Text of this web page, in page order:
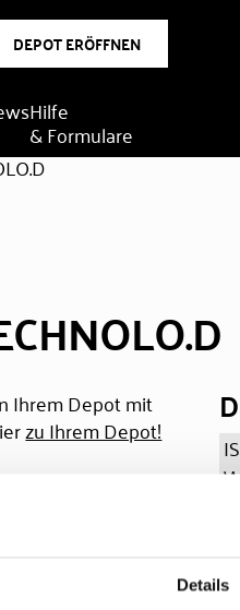
Details
DEPOT ERÖFFNEN
Hilfe
& Formulare
Ihrem Depot mit
zu Ihrem Depot!